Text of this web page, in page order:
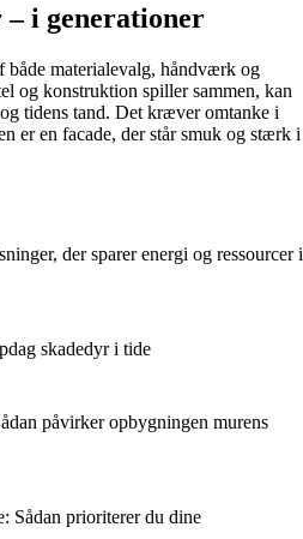
i generationer
materialevalg, håndværk og
og konstruktion spiller sammen, kan
tidens tand. Det kræver omtanke i
er en facade, der står smuk og stærk i
der sparer energi og ressourcer i
skadedyr i tide
påvirker opbygningen murens
Sådan prioriterer du dine